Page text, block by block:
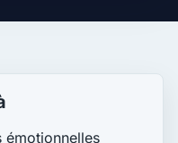
émotionnelles